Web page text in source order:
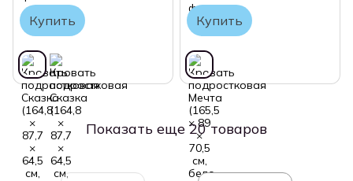
Купить Купить
Показать еще 20 товаров